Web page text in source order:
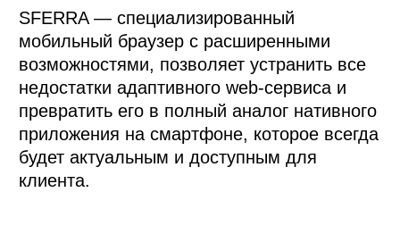
SFERRA — специализированный
мобильный браузер с расширенными
возможностями, позволяет устранить все
недостатки адаптивного web-сервиса и
превратить его в полный аналог нативного
приложения на смартфоне, которое всегда
будет актуальным и доступным для